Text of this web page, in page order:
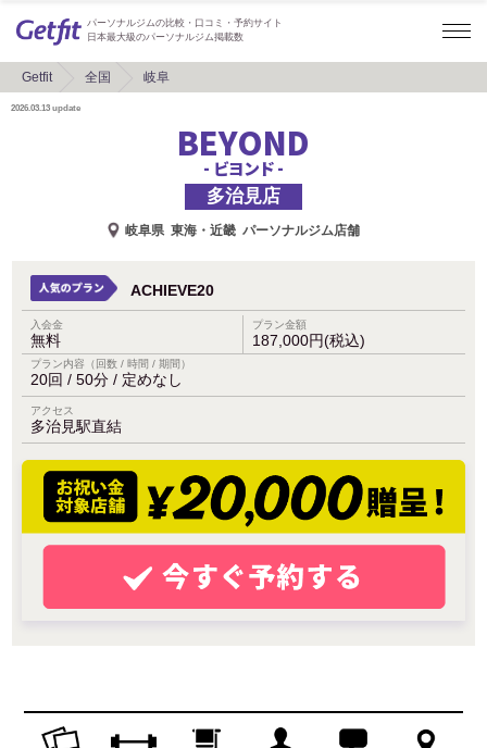
パーソナルジムの比較・口コミ・予約サイト
日本最大級のパーソナルジム掲載数
Getfit 全国 岐阜
2026.03.13 update
BEYOND
- ビヨンド -
多治見店
岐阜県 東海・近畿 パーソナルジム店舗
ACHIEVE20
入会金
無料
プラン金額
187,000円(税込)
プラン内容（回数 / 時間 / 期間）
20回 / 50分 / 定めなし
アクセス
多治見駅直結